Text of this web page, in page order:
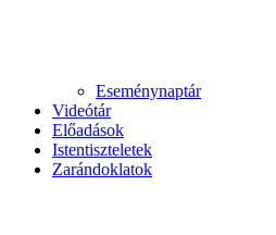
Eseménynaptár
Videótár
Előadások
Istentiszteletek
Zarándoklatok